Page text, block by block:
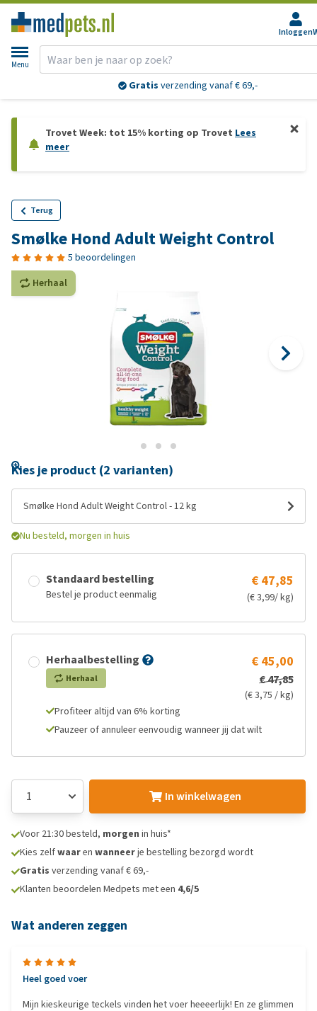
Inloggen
Menu
Gratis verzending vanaf € 69,-
Trovet Week: tot 15% korting op Trovet Lees
meer
Terug
Smølke Hond Adult Weight Control
5 beoordelingen
Herhaal
Kies je product (2 varianten)
Smølke Hond Adult Weight Control - 12 kg
Nu besteld, morgen in huis
Standaard bestelling
Bestel je product eenmalig
€ 47,85
(€ 3,99/ kg)
Herhaalbestelling
Herhaal
€ 45,00
€ 47,85
(€ 3,75 / kg)
Profiteer altijd van 6% korting
Pauzeer of annuleer eenvoudig wanneer jij dat wilt
In winkelwagen
Voor 21:30 besteld, morgen in huis*
Kies zelfwaaren wanneerje bestelling bezorgd wordt
Gratis verzending vanaf € 69,-
Klanten beoordelen Medpets met een 4,6/5
Wat anderen zeggen
Heel goed voer
Mijn kieskeurige teckels vinden het voer heeeerlijk! En ze glimmen